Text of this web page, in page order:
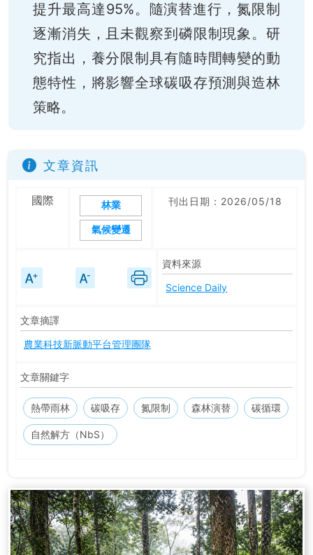
提升最高達95%。隨演替進行，氮限制
逐漸消失，且未觀察到磷限制現象。研
究指出，養分限制具有隨時間轉變的動
態特性，將影響全球碳吸存預測與造林
策略。
文章資訊
國際 林業
氣候變遷
刊出日期：2026/05/18
資料來源
Science Daily
文章摘譯
農業科技新脈動平台管理團隊
文章關鍵字
熱帶雨林 碳吸存 氮限制 森林演替 碳循環
自然解方（NbS）